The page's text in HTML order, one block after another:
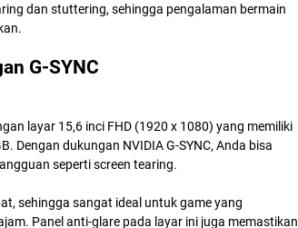
dan stuttering, sehingga pengalaman bermain
G-SYNC
layar 15,6 inci FHD (1920 x 1080) yang memiliki
Dengan dukungan NVIDIA G-SYNC, Anda bisa
seperti screen tearing.
sehingga sangat ideal untuk game yang
Panel anti-glare pada layar ini juga memastikan